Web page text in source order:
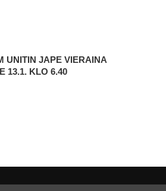
UNITIN JAPE VIERAINA
13.1. KLO 6.40